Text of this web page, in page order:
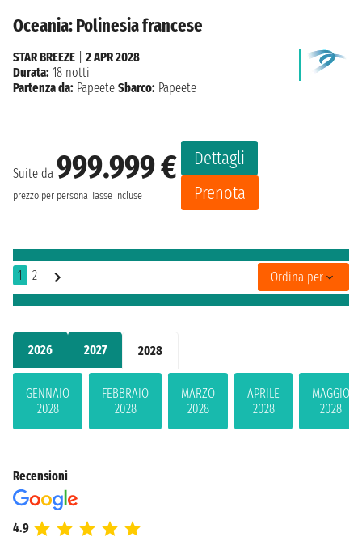
2026 2027 2028
GENNAIO
2028
FEBBRAIO
2028
MARZO
2028
APRILE
2028
MAGGIO
2028
Oceania: Polinesia francese
Suite da 999.999 €
prezzo per persona Tasse incluse
Dettagli
Prenota
STAR BREEZE
2 APR 2028
Durata: 18 notti
Partenza da: Papeete Sbarco: Papeete
1 2 Ordina per
Recensioni
4.9